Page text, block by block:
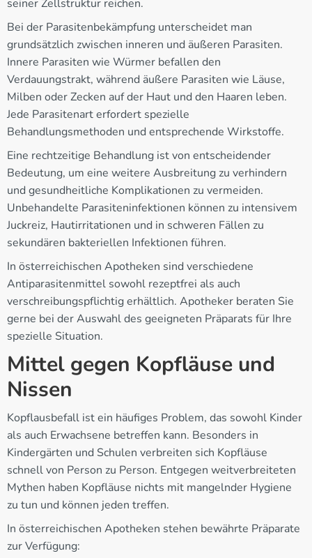
seiner Zellstruktur reichen.
Bei der Parasitenbekämpfung unterscheidet man
grundsätzlich zwischen inneren und äußeren Parasiten.
Innere Parasiten wie Würmer befallen den
Verdauungstrakt, während äußere Parasiten wie Läuse,
Milben oder Zecken auf der Haut und den Haaren leben.
Jede Parasitenart erfordert spezielle
Behandlungsmethoden und entsprechende Wirkstoffe.
Eine rechtzeitige Behandlung ist von entscheidender
Bedeutung, um eine weitere Ausbreitung zu verhindern
und gesundheitliche Komplikationen zu vermeiden.
Unbehandelte Parasiteninfektionen können zu intensivem
Juckreiz, Hautirritationen und in schweren Fällen zu
sekundären bakteriellen Infektionen führen.
In österreichischen Apotheken sind verschiedene
Antiparasitenmittel sowohl rezeptfrei als auch
verschreibungspflichtig erhältlich. Apotheker beraten Sie
gerne bei der Auswahl des geeigneten Präparats für Ihre
spezielle Situation.
Mittel gegen Kopfläuse und
Nissen
Kopflausbefall ist ein häufiges Problem, das sowohl Kinder
als auch Erwachsene betreffen kann. Besonders in
Kindergärten und Schulen verbreiten sich Kopfläuse
schnell von Person zu Person. Entgegen weitverbreiteten
Mythen haben Kopfläuse nichts mit mangelnder Hygiene
zu tun und können jeden treffen.
In österreichischen Apotheken stehen bewährte Präparate
zur Verfügung: